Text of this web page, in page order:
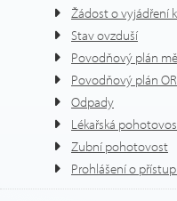
Žádost o vyjádření
Stav ovzduší
Povodňový plán
Povodňový plán
Odpady
Lékařská
Zubní pohotovost
Prohlášení o